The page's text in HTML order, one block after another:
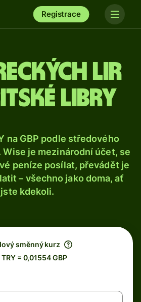
Registrace
lir
libry
na GBP podle středového
Wise je mezinárodní účet, se
peníze posílat, převádět je
– všechno jako doma, ať
jste kdekoli.
směnný kurz
TRY = 0,01554 GBP